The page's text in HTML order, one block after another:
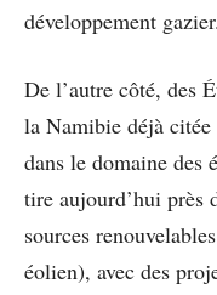
développement gazier.
De l’autre côté, des
la Namibie déjà
dans le domaine des
tire aujourd’hui près
sources
éolien), avec des